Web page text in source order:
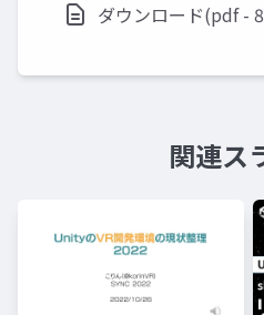
ダウンロード(pdf -
関連ス